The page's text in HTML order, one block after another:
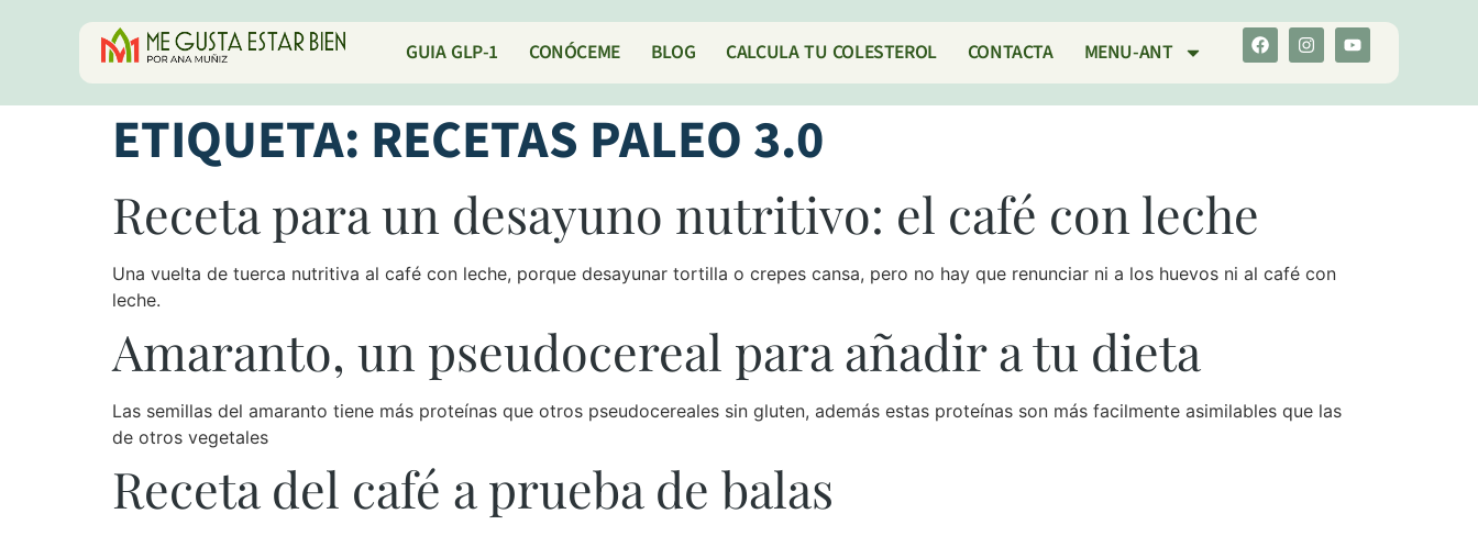
GUIA GLP-1 CONÓCEME BLOG CALCULA TU COLESTEROL CONTACTA MENU-ANT
ETIQUETA: RECETAS PALEO 3.0
Receta para un desayuno nutritivo: el café con leche
Una vuelta de tuerca nutritiva al café con leche, porque desayunar tortilla o crepes cansa, pero no hay que renunciar ni a los huevos ni al café con
leche.
Amaranto, un pseudocereal para añadir a tu dieta
Las semillas del amaranto tiene más proteínas que otros pseudocereales sin gluten, además estas proteínas son más facilmente asimilables que las
de otros vegetales
Receta del café a prueba de balas